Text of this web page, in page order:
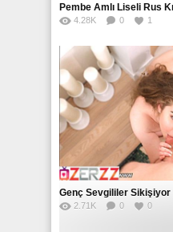
Pembe Amlı Liseli Rus
4.28K 0 1
Genç Sevgililer Sikişiyor
2.71K 0 0